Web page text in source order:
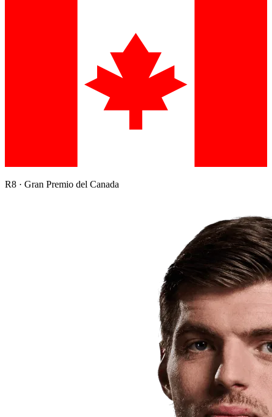
R8 · Gran Premio del Canada